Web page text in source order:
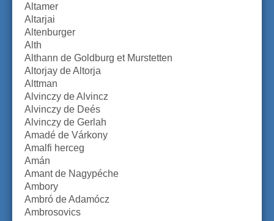
Altamer
Altarjai
Altenburger
Alth
Althann de Goldburg et Murstetten
Altorjay de Altorja
Alttman
Alvinczy de Alvincz
Alvinczy de Deés
Alvinczy de Gerlah
Amadé de Várkony
Amalfi herceg
Amán
Amant de Nagypéche
Ambory
Ambró de Adamócz
Ambrosovics